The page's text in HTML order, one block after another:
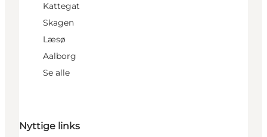
Kattegat
Skagen
Læsø
Aalborg
Se alle
Nyttige links